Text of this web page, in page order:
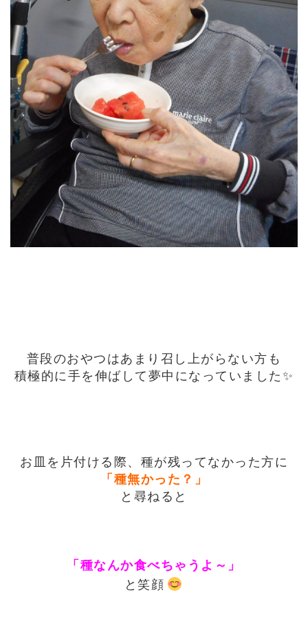
普段のおやつはあまり召し上がらない方も
積極的に手を伸ばして夢中になっていました✨
お皿を片付ける際、種が残ってなかった方に
「種無かった？」
と尋ねると
「種なんか食べちゃうよ～」
と笑顔 😊